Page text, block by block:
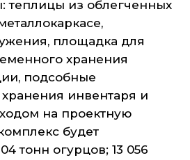
теплицы из облегченных
площадка для
хранения
подсобные
инвентаря и
на проектную
будет
тонн огурцов; 13 056